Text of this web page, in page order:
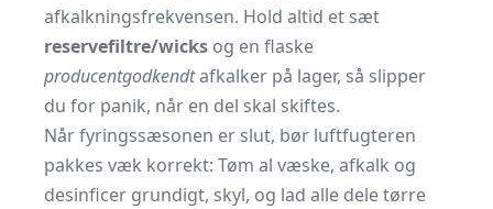
afkalkningsfrekvensen. Hold altid et sæt
reservefiltre/wicks og en flaske
producentgodkendtafkalker på lager, så slipper
du for panik, når en del skal skiftes.
Når fyringssæsonen er slut, bør luftfugteren
pakkes væk korrekt: Tøm al væske, afkalk og
desinficer grundigt, skyl, og lad alle dele tørre